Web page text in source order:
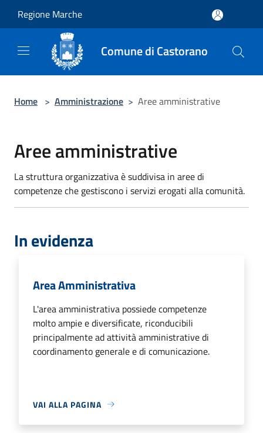
Regione Marche
Comune di Castorano
Home > Amministrazione > Aree amministrative
Aree amministrative
La struttura organizzativa è suddivisa in aree di
competenze che gestiscono i servizi erogati alla comunità.
In evidenza
Area Amministrativa
L'area amministrativa possiede competenze
molto ampie e diversificate, riconducibili
principalmente ad attività amministrative di
coordinamento generale e di comunicazione.
VAI ALLA PAGINA